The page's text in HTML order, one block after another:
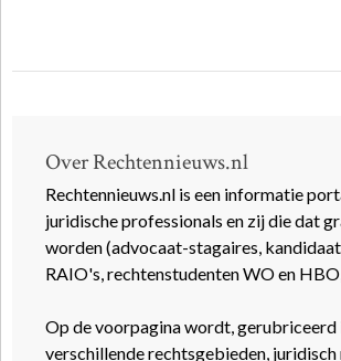
Over Rechtennieuws.nl
Rechtennieuws.nl is een informatie
juridische professionals en zij die dat
worden (advocaat-stagaires,
RAIO's, rechtenstudenten WO en
Op de voorpagina wordt, gerubriceerd
verschillende rechtsgebieden, juridisch